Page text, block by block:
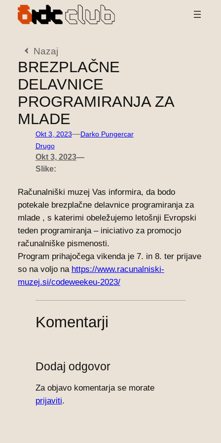
Preskoči
Nazaj
BREZPLAČNE
DELAVNICE
PROGRAMIRANJA ZA
MLADE
Okt 3, 2023—Darko Pungercar
Drugo
Okt 3, 2023—
Slike:
Računalniški muzej Vas informira, da bodo
potekale brezplačne delavnice programiranja za
mlade , s katerimi obeležujemo letošnji Evropski
teden programiranja – iniciativo za promocjo
računalniške pismenosti.
Program prihajočega vikenda je 7. in 8. ter prijave
so na voljo na https://www.racunalniski-
muzej.si/codeweekeu-2023/
Komentarji
Dodaj odgovor
Za objavo komentarja se morate
prijaviti.